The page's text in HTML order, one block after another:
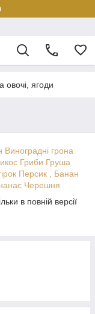
овочі, ягоди
Виноградні грона
Гриби Груша
Персик
, Банан
Черешня
в повній версії